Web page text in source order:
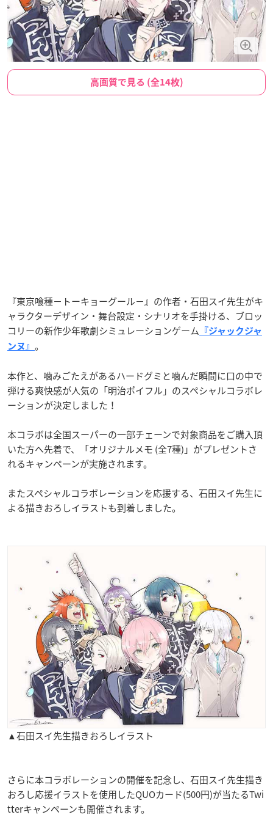
高画質で見る (全14枚)
『東京喰種−トーキョーグール−』の作者・石田スイ先生がキ
ャラクターデザイン・舞台設定・シナリオを手掛ける、ブロッ
コリーの新作少年歌劇シミュレーションゲーム 『ジャックジャ
ンヌ』 。
本作と、噛みごたえがあるハードグミと噛んだ瞬間に口の中で
弾ける爽快感が人気の「明治ポイフル」のスペシャルコラボレ
ーションが決定しました！
本コラボは全国スーパーの一部チェーンで対象商品をご購入頂
いた方へ先着で、「オリジナルメモ (全7種)」がプレゼントさ
れるキャンペーンが実施されます。
またスペシャルコラボレーションを応援する、石田スイ先生に
よる描きおろしイラストも到着しました。
▲石田スイ先生描きおろしイラスト
さらに本コラボレーションの開催を記念し、石田スイ先生描き
おろし応援イラストを使用したQUOカード(500円)が当たるTwi
tterキャンペーンも開催されます。